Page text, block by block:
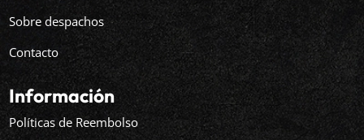
Sobre despachos
Contacto
Información
Políticas de Reembolso